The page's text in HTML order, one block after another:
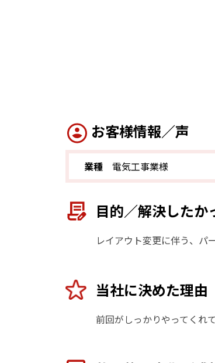
お客様情報／声
業種 電気工事業様
目的／解決したか
レイアウト変更に伴う、パ
当社に決めた理由
前回がしっかりやってくれ